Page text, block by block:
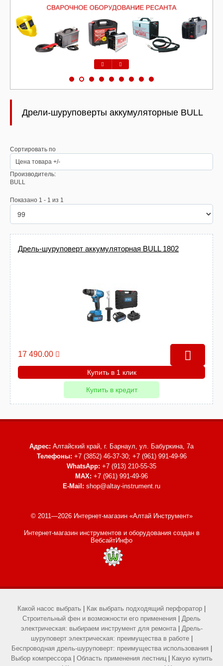
Дрели-шуруповерты аккумуляторные BULL
Сортировать по
Цена товара +/-
Производитель:
BULL
Показано 1 - 1 из 1
Дрель-шуруповерт аккумуляторная BULL 1802
17 490.00
Купить в 1 клик
Купить в кредит
Адрес: Алтайский край, г. Барнаул, ул. Бабуркина, 7а
Телефоны: +7 (3852) 46-37-30; +7 (961) 991-49-96
WhatsApp: +7 (913) 210-55-35
MAX: +7 (961) 991-49-96
E-Mail: shop@altay-instrument.ru
© 2011—2026 Интернет-магазин «Алтай Инструмент»
Интернет-магазин инструментов и оборудованиясоздан в
ВебсайтИнфо
Какой насос выбрать Как выбрать подходящий перфоратор
Строительный фен и возможности его применения
Дрель
электрическая: выбираем инструмент для ремонта| Дрель-
шуруповерт электрическая: преимущества в работе|
Беспроводная дрель-шуруповерт: преимущества использования
Выбор компрессора| Область применения лестниц|
Какую купить